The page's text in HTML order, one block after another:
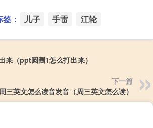
： 儿子 手雷 江轮
来（ppt圆圈1怎么打出来）
下一篇
周三英文怎么读音发音（周三英文怎么读）